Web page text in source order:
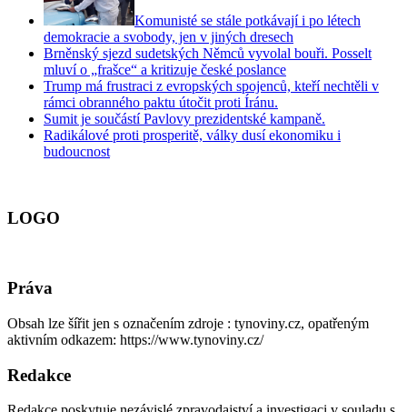
Komunisté se stále potkávají i po létech
demokracie a svobody, jen v jiných dresech
Brněnský sjezd sudetských Němců vyvolal bouři. Posselt
mluví o „frašce“ a kritizuje české poslance
Trump má frustraci z evropských spojenců, kteří nechtěli v
rámci obranného paktu útočit proti Íránu.
Sumit je součástí Pavlovy prezidentské kampaně.
Radikálové proti prosperitě, války dusí ekonomiku i
budoucnost
LOGO
Práva
Obsah lze šířit jen s označením zdroje : tynoviny.cz, opatřeným
aktivním odkazem: https://www.tynoviny.cz/
Redakce